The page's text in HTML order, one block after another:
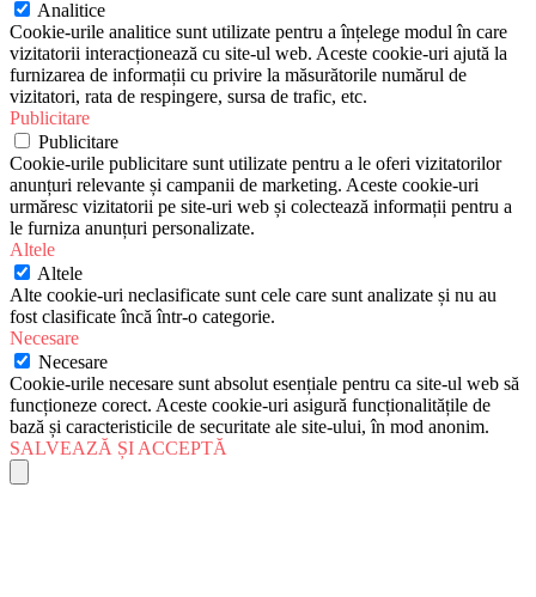
Analitice
Cookie-urile analitice sunt utilizate pentru a înțelege modul în care
vizitatorii interacționează cu site-ul web. Aceste cookie-uri ajută la
furnizarea de informații cu privire la măsurătorile numărul de
vizitatori, rata de respingere, sursa de trafic, etc.
Publicitare
Publicitare
Cookie-urile publicitare sunt utilizate pentru a le oferi vizitatorilor
anunțuri relevante și campanii de marketing. Aceste cookie-uri
urmăresc vizitatorii pe site-uri web și colectează informații pentru a
le furniza anunțuri personalizate.
Altele
Altele
Alte cookie-uri neclasificate sunt cele care sunt analizate și nu au
fost clasificate încă într-o categorie.
Necesare
Necesare
Cookie-urile necesare sunt absolut esențiale pentru ca site-ul web să
funcționeze corect. Aceste cookie-uri asigură funcționalitățile de
bază și caracteristicile de securitate ale site-ului, în mod anonim.
SALVEAZĂ ȘI ACCEPTĂ